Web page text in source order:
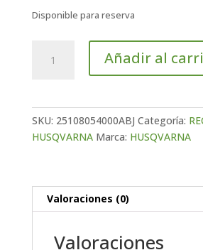
Disponible para reserva
Añadir al
SKU: 25108054000ABJ Categoría:
HUSQVARNA Marca: HUSQVARNA
Valoraciones (0)
Valoraciones